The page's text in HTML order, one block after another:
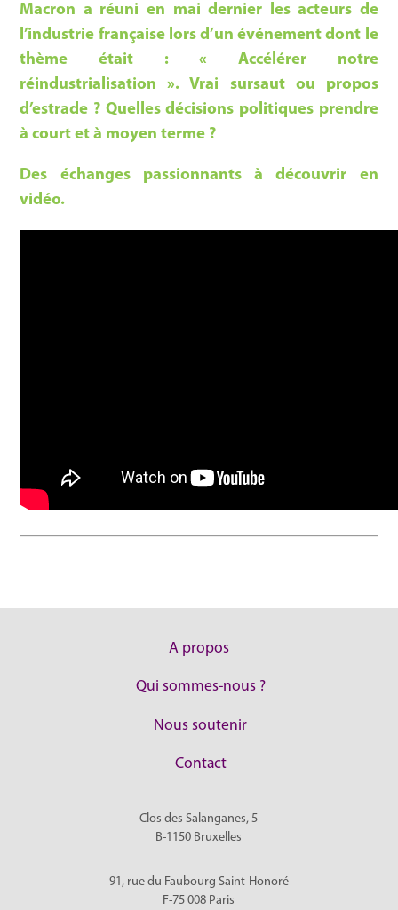
Macron a réuni en mai dernier les acteurs de
l’industrie française lors d’un événement dont le
thème était : « Accélérer notre
réindustrialisation ». Vrai sursaut ou propos
d’estrade ? Quelles décisions politiques prendre
à court et à moyen terme ?
Des échanges passionnants à découvrir en
vidéo.
A propos
Qui sommes-nous ?
Nous soutenir
Contact
Clos des Salanganes, 5
B-1150 Bruxelles
91, rue du Faubourg Saint-Honoré
F-75 008 Paris